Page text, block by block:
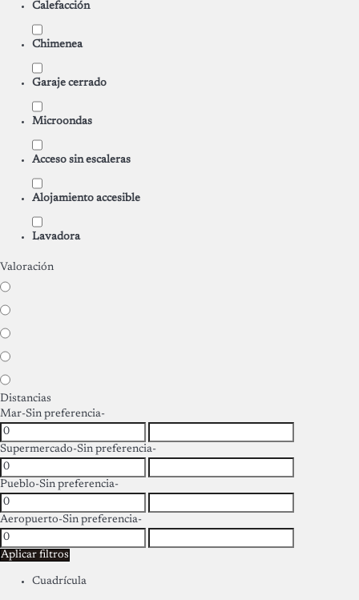
Calefacción
Chimenea
Garaje cerrado
Microondas
Acceso sin escaleras
Alojamiento accesible
Lavadora
Valoración
Distancias
Mar-Sin preferencia-
Supermercado-Sin preferencia-
Pueblo-Sin preferencia-
Aeropuerto-Sin preferencia-
Aplicar filtros
Cuadrícula